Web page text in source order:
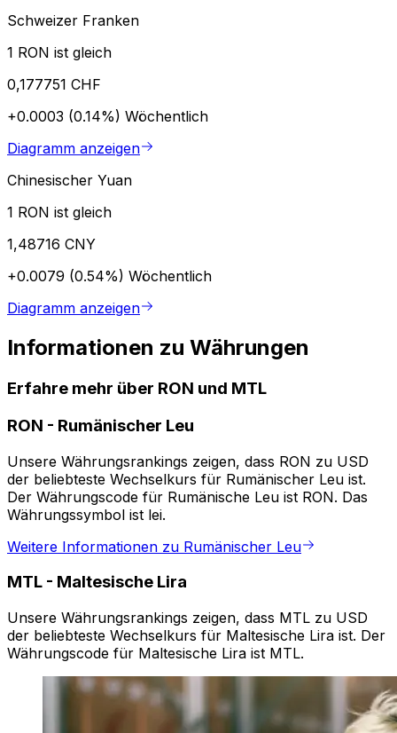
Schweizer Franken
1 RON ist gleich
0,177751 CHF
+0.0003 (0.14%) Wöchentlich
Diagramm anzeigen
Chinesischer Yuan
1 RON ist gleich
1,48716 CNY
+0.0079 (0.54%) Wöchentlich
Diagramm anzeigen
Informationen zu Währungen
Erfahre mehr über RON und MTL
RON - Rumänischer Leu
Unsere Währungsrankings zeigen, dass RON zu USD
der beliebteste Wechselkurs für Rumänischer Leu ist.
Der Währungscode für Rumänische Leu ist RON. Das
Währungssymbol ist lei.
Weitere Informationen zu Rumänischer Leu
MTL - Maltesische Lira
Unsere Währungsrankings zeigen, dass MTL zu USD
der beliebteste Wechselkurs für Maltesische Lira ist. Der
Währungscode für Maltesische Lira ist MTL.